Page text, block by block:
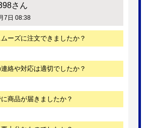
さん
7日 08:38
ーズに注文できましたか？
絡や対応は適切でしたか？
商品が届きましたか？